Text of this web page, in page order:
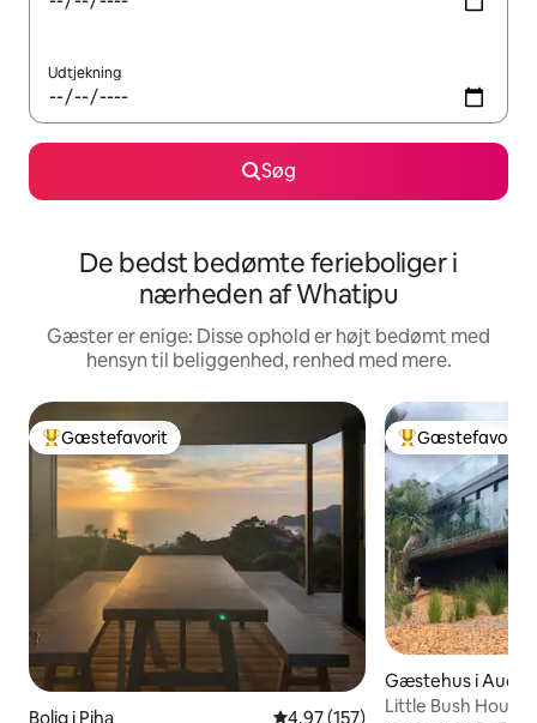
Udtjekning
Søg
De bedst bedømte ferieboliger i
nærheden af Whatipu
Gæster er enige: Disse ophold er højt bedømt med
hensyn til beliggenhed, renhed med mere.
Bedste gæstefavorit
Gæstefavorit
Bolig i Piha 4,97 ud af 5 i gennemsnitlig
4,97 (157)
Bedste
Gæstefavorit
Gæstehus i
Little Bush House